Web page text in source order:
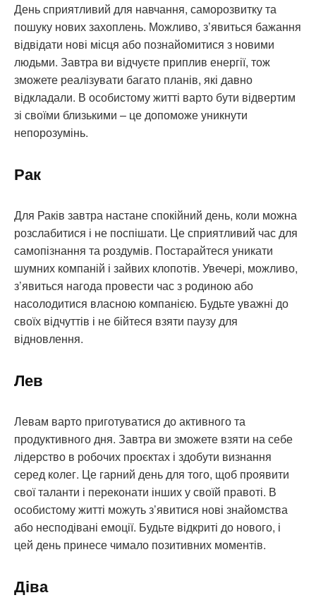
День сприятливий для навчання, саморозвитку та
пошуку нових захоплень. Можливо, з’явиться бажання
відвідати нові місця або познайомитися з новими
людьми. Завтра ви відчуєте приплив енергії, тож
зможете реалізувати багато планів, які давно
відкладали. В особистому житті варто бути відвертим
зі своїми близькими – це допоможе уникнути
непорозумінь.
Рак
Для Раків завтра настане спокійний день, коли можна
розслабитися і не поспішати. Це сприятливий час для
самопізнання та роздумів. Постарайтеся уникати
шумних компаній і зайвих клопотів. Увечері, можливо,
з’явиться нагода провести час з родиною або
насолодитися власною компанією. Будьте уважні до
своїх відчуттів і не бійтеся взяти паузу для
відновлення.
Лев
Левам варто приготуватися до активного та
продуктивного дня. Завтра ви зможете взяти на себе
лідерство в робочих проєктах і здобути визнання
серед колег. Це гарний день для того, щоб проявити
свої таланти і переконати інших у своїй правоті. В
особистому житті можуть з’явитися нові знайомства
або несподівані емоції. Будьте відкриті до нового, і
цей день принесе чимало позитивних моментів.
Діва